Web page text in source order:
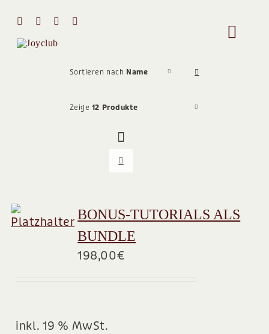
springen
Toggle
Sortieren nach Name
Zeige 12 Produkte
BONUS-TUTORIALS ALS
BUNDLE
198,00€
inkl. 19 % MwSt.